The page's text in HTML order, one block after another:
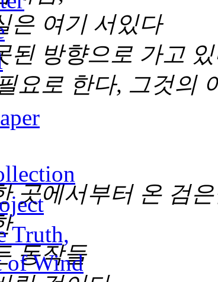
Truth,
of Wind
은 여기 서있다
된 방향으로 가고
요로 한다, 그것의
곳에서부터 온 검
동작들